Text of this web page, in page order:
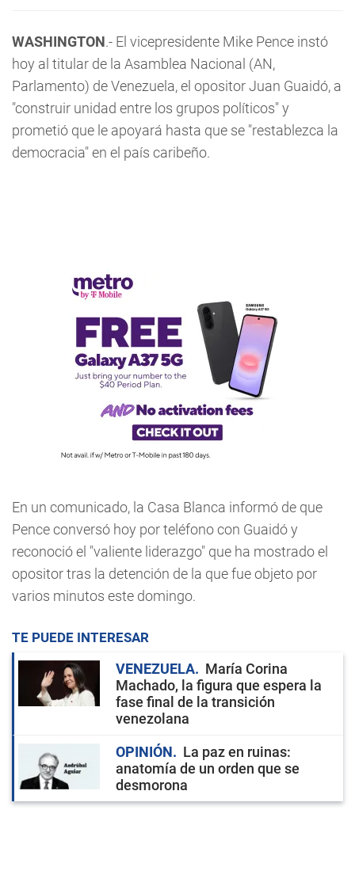
WASHINGTON.- El vicepresidente Mike Pence instó
hoy al titular de la Asamblea Nacional (AN,
Parlamento) de Venezuela, el opositor Juan Guaidó, a
"construir unidad entre los grupos políticos" y
prometió que le apoyará hasta que se "restablezca la
democracia" en el país caribeño.
En un comunicado, la Casa Blanca informó de que
Pence conversó hoy por teléfono con Guaidó y
reconoció el "valiente liderazgo" que ha mostrado el
opositor tras la detención de la que fue objeto por
varios minutos este domingo.
TE PUEDE INTERESAR
VENEZUELA
María Corina
Machado, la figura que espera la
fase final de la transición
venezolana
OPINIÓN
La paz en ruinas:
anatomía de un orden que se
desmorona